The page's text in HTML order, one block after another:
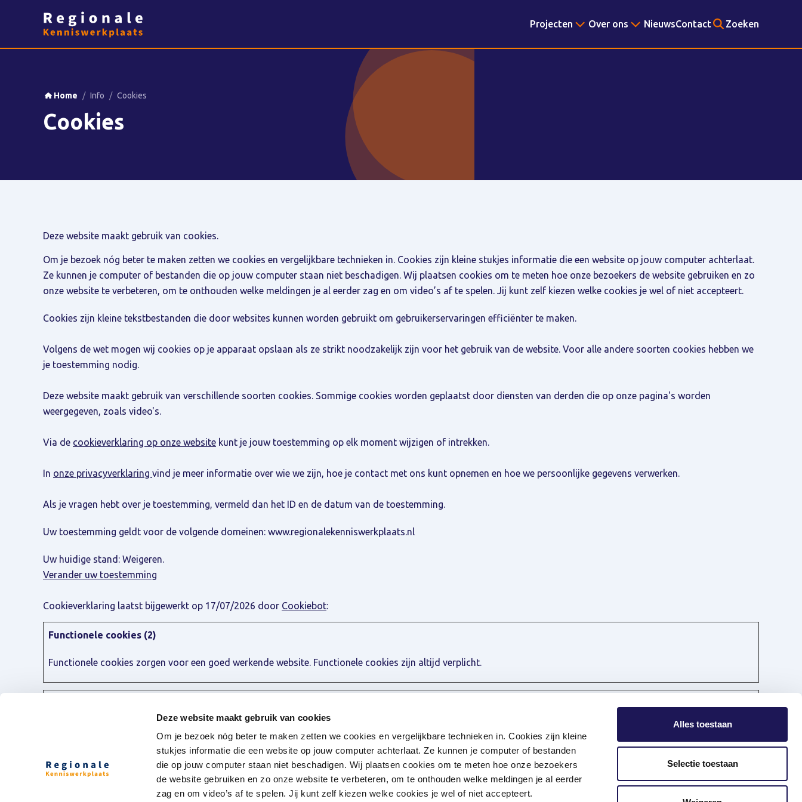
Deze website maakt gebruik van cookies
Om je bezoek nóg beter te maken zetten we cookies en vergelijkbare technieken in. Cookies zijn kleine
stukjes informatie die een website op jouw computer achterlaat. Ze kunnen je computer of bestanden
die op jouw computer staan niet beschadigen. Wij plaatsen cookies om te meten hoe onze bezoekers
de website gebruiken en zo onze website te verbeteren, om te onthouden welke meldingen je al eerder
zag en om video’s af te spelen. Jij kunt zelf kiezen welke cookies je wel of niet accepteert.
Alles toestaan
Selectie toestaan
Projecten Over ons NieuwsContact Zoeken
Home / Info / Cookies
Cookies
Deze website maakt gebruik van cookies.
Om je bezoek nóg beter te maken zetten we cookies en vergelijkbare technieken in. Cookies zijn kleine stukjes informatie die een website op jouw computer achterlaat.
Ze kunnen je computer of bestanden die op jouw computer staan niet beschadigen. Wij plaatsen cookies om te meten hoe onze bezoekers de website gebruiken en zo
onze website te verbeteren, om te onthouden welke meldingen je al eerder zag en om video’s af te spelen. Jij kunt zelf kiezen welke cookies je wel of niet accepteert.
Cookies zijn kleine tekstbestanden die door websites kunnen worden gebruikt om gebruikerservaringen efficiënter te maken.
Volgens de wet mogen wij cookies op je apparaat opslaan als ze strikt noodzakelijk zijn voor het gebruik van de website. Voor alle andere soorten cookies hebben we
je toestemming nodig.
Deze website maakt gebruik van verschillende soorten cookies. Sommige cookies worden geplaatst door diensten van derden die op onze pagina's worden
weergegeven, zoals video's.
Via de cookieverklaring op onze website kunt je jouw toestemming op elk moment wijzigen of intrekken.
In onze privacyverklaring vind je meer informatie over wie we zijn, hoe je contact met ons kunt opnemen en hoe we persoonlijke gegevens verwerken.
Als je vragen hebt over je toestemming, vermeld dan het ID en de datum van de toestemming.
Uw toestemming geldt voor de volgende domeinen: www.regionalekenniswerkplaats.nl
Uw huidige stand: Weigeren.
Verander uw toestemming
Cookieverklaring laatst bijgewerkt op 17/07/2026 door Cookiebot:
Functionele cookies (2)
Functionele cookies zorgen voor een goed werkende website. Functionele cookies zijn altijd verplicht.
Analytische cookies zorgen voor een goed werkende website. Jouw internetgedrag wordt gedeeld met GGD Noord- en Oost-Gelderland.